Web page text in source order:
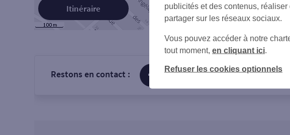
Itinéraire
Restons en contact : sur Facebook
publicités et des contenus,
partager sur les réseaux sociaux.
Vous pouvez accéder à notre
tout moment, en cliquant ici
Refuser les cookies optionnels